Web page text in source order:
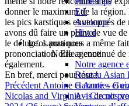
Eté
Automne
Hiver
Infos pratiques
Notre agence
Notre agence
Réseau Asian
Garanties et
Avis de nos
donner le maximum de la
les pics karstiques enveloppés
avons dû faire un point de vue
le déluge. Laura nous a même
prononciation. Elle a continué
également.
En bref, merci pour tout !
Précédent Antoine et Anne –
Nicolas and Virginie – Circuit